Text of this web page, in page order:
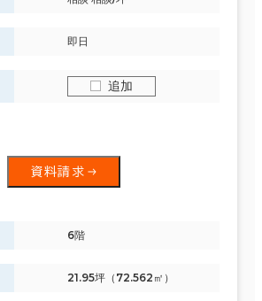
即日
追加
資料請求
6階
21.95坪（72.562㎡）